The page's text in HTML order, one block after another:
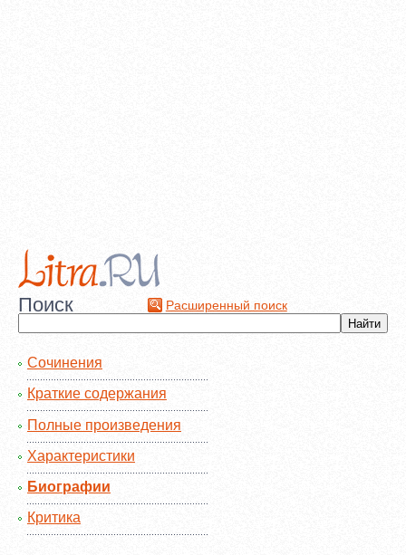
Поиск Расширенный поиск
Сочинения
Краткие содержания
Полные произведения
Характеристики
Биографии
Критика